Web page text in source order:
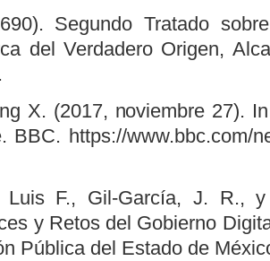
Segundo Tratado
del Verdadero Origen,
X. (2017, noviembre 27).
BBC. https://www.bbc.com/
Luis F., Gil-García, J. R.,
y Retos del Gobierno
Pública del Estado de